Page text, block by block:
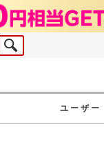
ユーザー